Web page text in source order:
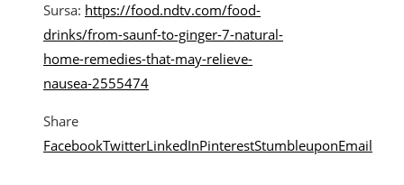
Sursa: https://food.ndtv.com/food-
drinks/from-saunf-to-ginger-7-natural-
home-remedies-that-may-relieve-
nausea-2555474
Share
FacebookTwitterLinkedInPinterestStumbleuponEmail